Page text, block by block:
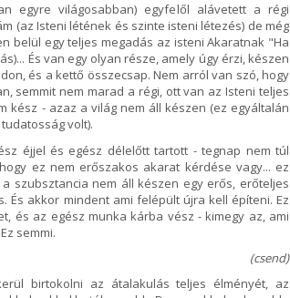
egyre világosabban) egyfelől alávetett a régi
(az Isteni létének és szinte isteni létezés) de még
belül egy teljes megadás az isteni Akaratnak "Ha
És van egy olyan része, amely úgy érzi, készen
és a kettő összecsap. Nem arról van szó, hogy
semmit nem marad a régi, ott van az Isteni teljes
kész - azaz a világ nem áll készen (ez egyáltalán
volt).
éjjel és egész délelőtt tartott - tegnap nem túl
ez nem erőszakos akarat kérdése vagy... ez
szubsztancia nem áll készen egy erős, erőteljes
akkor mindent ami felépült újra kell építeni. Ez
és az egész munka kárba vész - kimegy az, ami
semmi.
(csend)
birtokolni az átalakulás teljes élményét, az